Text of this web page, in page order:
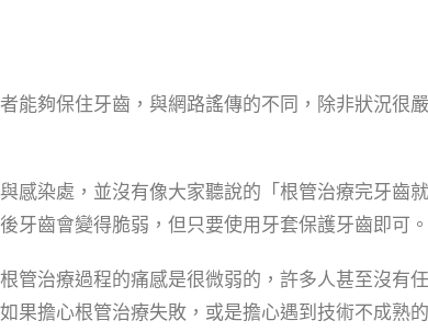
能夠保住牙齒，與網路謠傳的不同，除非狀況很
感染處，並沒有像大家聽說的「根管治療完牙齒
牙齒會變得脆弱，但只要使用牙套保護牙齒即可。
管治療過程的痛感是很微弱的，許多人甚至沒有
果擔心根管治療失敗，或是擔心遇到技術不成熟